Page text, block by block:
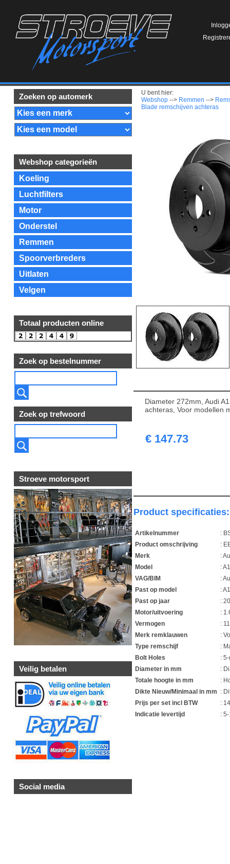
Zoeken op automerk
Webshop categorieën
Koeling
Luchtfilters
Motor
Onderstel
Remmen
Spoorverbreders
Uitlaten
Velgen
Totaal producten online
Zoek op bestelnummer
Zoek op trefwoord
Stroeve motorsport
Veilig betalen
Social media
U bent hier:
Webshop --> Remmen -->
Blade remschijven achteras
Diameter 272mm, Audi
achteras, Voor modellen
€ 147.73
Product specificaties:
Artikelnummer
:
Product omschrijving
:
Merk
:
Model
:
VAG/BIM
:
Past op model
: A1
Past op jaar
:
Motor/uitvoering
:
Vermogen
:
Merk remklauwen
:
Type remschijf
:
Bolt Holes
:
Diameter in mm
:
Totale hoogte in mm
:
Dikte Nieuw/Minimaal in mm :
Prijs per set incl BTW
:
Indicatie levertijd
: